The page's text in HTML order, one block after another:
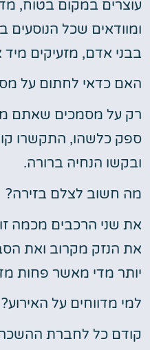
עוצרים במקום בטוח,
ומוודאים שכל
בבני אדם, מזעיקים מיד
האם כדאי לחתום על
רק על מסמכים שאתם
ספק כלשהו, התקשרו
ובקשו הנחיה ברורה.
מה חשוב לצלם בזירה?
את שני הרכבים מכמה
את הנזק מקרוב ואת
יותר מדי מאשר פחות
למי מדווחים על האירוע?
קודם כל לחברת